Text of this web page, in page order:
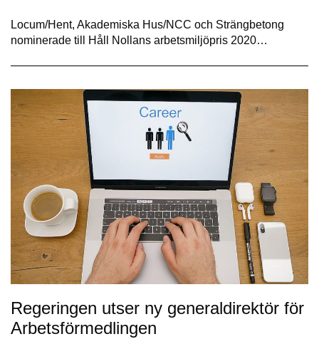
Locum/Hent, Akademiska Hus/NCC och Strängbetong
nominerade till Håll Nollans arbetsmiljöpris 2020…
Regeringen utser ny generaldirektör för
Arbetsförmedlingen